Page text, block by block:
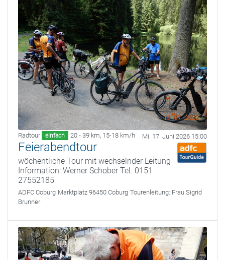
Radtour einfach 20 - 39 km, 15-18 km/h Mi. 17. Juni 2026 15:00
Feierabendtour
wöchentliche Tour mit wechselnder Leitung
Information: Werner Schober Tel. 0151
27552185
ADFC Coburg Marktplatz 96450 Coburg Tourenleitung: Frau Sigrid
Brunner